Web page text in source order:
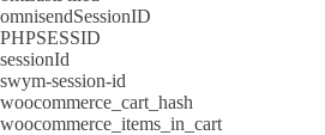
omnisendSessionID
PHPSESSID
sessionId
swym-session-id
woocommerce_cart_hash
woocommerce_items_in_cart